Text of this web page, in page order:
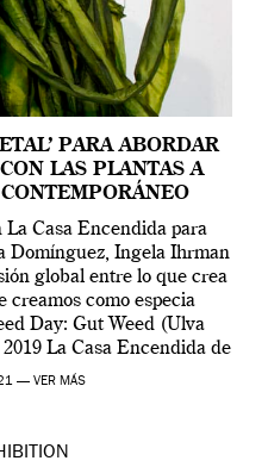
PARA ABORDAR
LAS PLANTAS A
Casa Encendida para
Domínguez, Ingela Ihrman
global entre lo que crea
como especia
Day: Gut Weed (Ulva
La Casa Encendida de
[…]
— VER MÁS